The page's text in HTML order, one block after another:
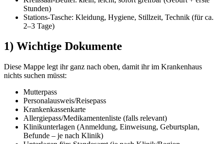
Stunden)
Stations-Tasche: Kleidung, Hygiene, Stillzeit, Technik (für ca.
2–3 Tage)
1) Wichtige Dokumente
Diese Mappe legt ihr ganz nach oben, damit ihr im Krankenhaus
nichts suchen müsst:
Mutterpass
Personalausweis/Reisepass
Krankenkassenkarte
Allergiepass/Medikamentenliste (falls relevant)
Klinikunterlagen (Anmeldung, Einweisung, Geburtsplan,
Befunde – je nach Klinik)